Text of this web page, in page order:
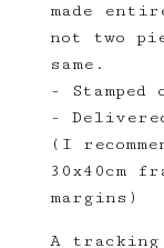
made
not two
same.
- Stamped
-
(I
30x40cm
margins)
A tracking